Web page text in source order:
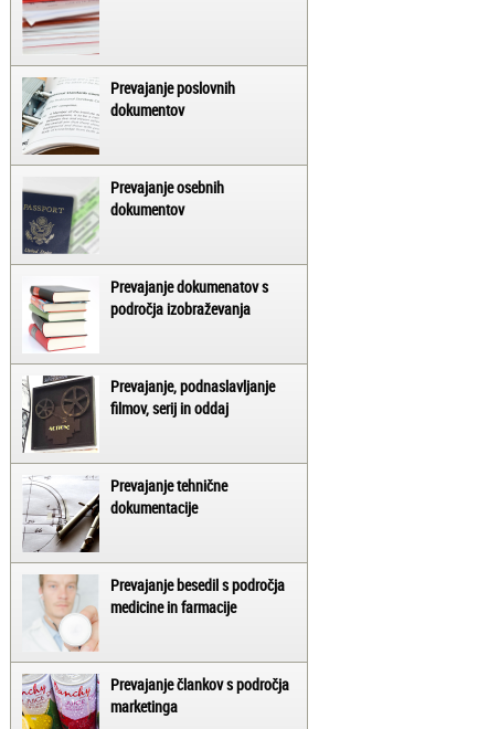
Prevajanje poslovnih
dokumentov
Prevajanje osebnih
dokumentov
Prevajanje dokumenatov s
področja izobraževanja
Prevajanje, podnaslavljanje
filmov, serij in oddaj
Prevajanje tehnične
dokumentacije
Prevajanje besedil s področja
medicine in farmacije
Prevajanje člankov s področja
marketinga